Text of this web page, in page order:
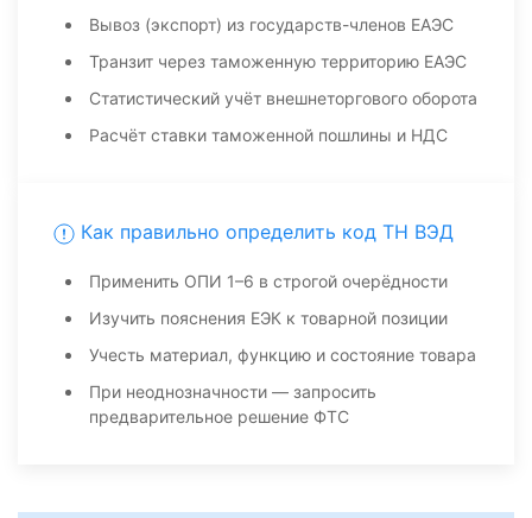
Вывоз (экспорт) из государств-членов ЕАЭС
Транзит через таможенную территорию ЕАЭС
Статистический учёт внешнеторгового оборота
Расчёт ставки таможенной пошлины и НДС
Как правильно определить код ТН ВЭД
Применить ОПИ 1–6 в строгой очерёдности
Изучить пояснения ЕЭК к товарной позиции
Учесть материал, функцию и состояние товара
При неоднозначности — запросить
предварительное решение ФТС